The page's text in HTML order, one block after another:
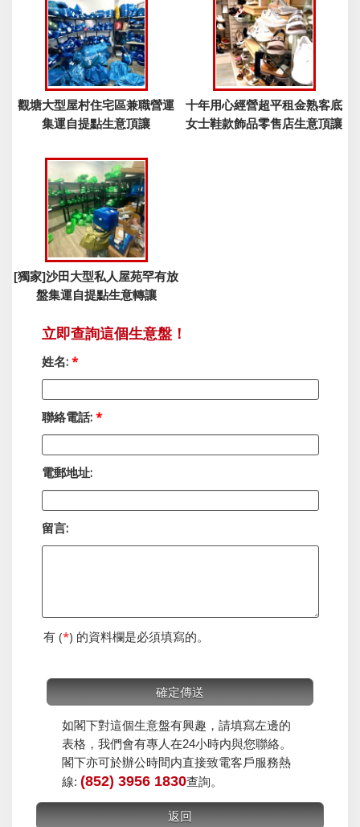
觀塘大型屋村住宅區兼職營運
集運自提點生意頂讓
十年用心經營超平租金熟客底
女士鞋款飾品零售店生意頂讓
[獨家]沙田大型私人屋苑罕有放
盤集運自提點生意轉讓
立即查詢這個生意盤！
姓名: *
聯絡電話: *
電郵地址:
留言:
有 (*) 的資料欄是必須填寫的。
如閣下對這個生意盤有興趣，請填寫左邊的
表格，我們會有專人在24小時内與您聯絡。
閣下亦可於辦公時間内直接致電客戶服務熱
線: (852) 3956 1830查詢。